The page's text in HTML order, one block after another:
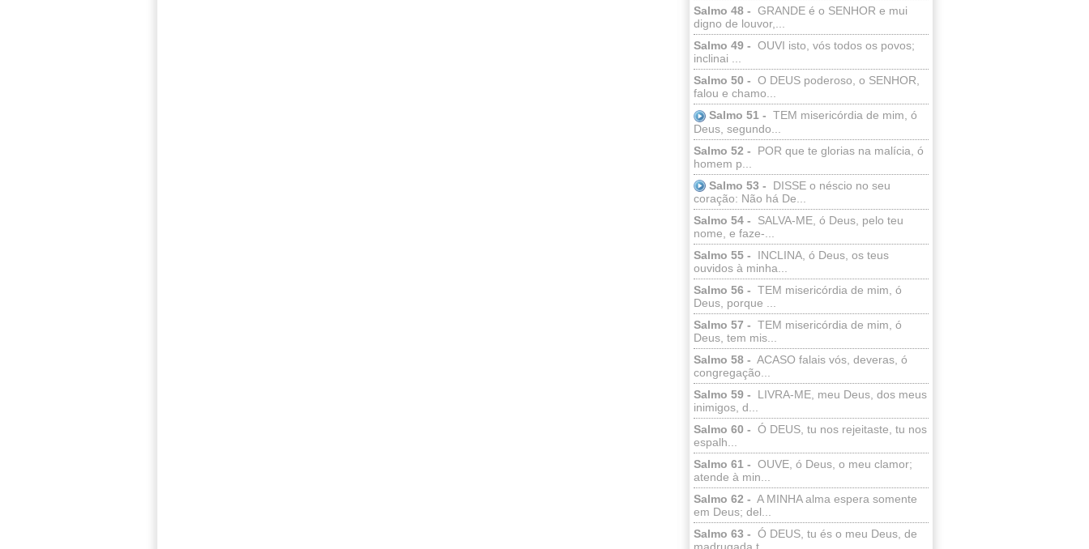
Salmo 48 - GRANDE é o SENHOR e mui
digno de louvor,...
Salmo 49 - OUVI isto, vós todos os povos;
inclinai ...
Salmo 50 - O DEUS poderoso, o SENHOR,
falou e chamo...
Salmo 51 - TEM misericórdia de mim, ó
Deus, segundo...
Salmo 52 -
POR que te glorias na malícia, ó
homem p...
Salmo 53 -
DISSE o néscio no seu
coração: Não há De...
Salmo 54 -
SALVA-ME, ó Deus, pelo teu
nome, e faze-...
Salmo 55 -
INCLINA, ó Deus, os teus
ouvidos à minha...
Salmo 56 - TEM misericórdia de mim, ó
Deus, porque ...
Salmo 57 - TEM misericórdia de mim, ó
Deus, tem mis...
Salmo 58 - ACASO falais vós, deveras, ó
congregação...
Salmo 59 -
LIVRA-ME, meu Deus, dos meus
inimigos, d...
Salmo 60 - Ó DEUS, tu nos rejeitaste, tu nos
espalh...
Salmo 61 - OUVE, ó Deus, o meu clamor;
atende à min...
Salmo 62 - A MINHA alma espera somente
em Deus; del...
Salmo 63 - Ó DEUS, tu és o meu Deus, de